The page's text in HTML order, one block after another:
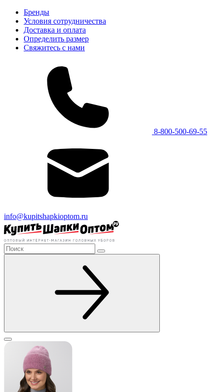
Бренды
Условия сотрудничества
Доставка и оплата
Определить размер
Свяжитесь с нами
8-800-500-69-55
info@kupitshapkioptom.ru